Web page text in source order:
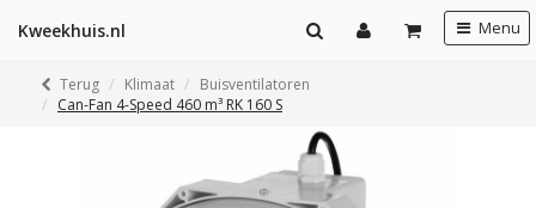
Kweekhuis.nl Menu
Terug Klimaat
Buisventilatoren
Can-Fan 4-Speed 460 m³ RK 160 S